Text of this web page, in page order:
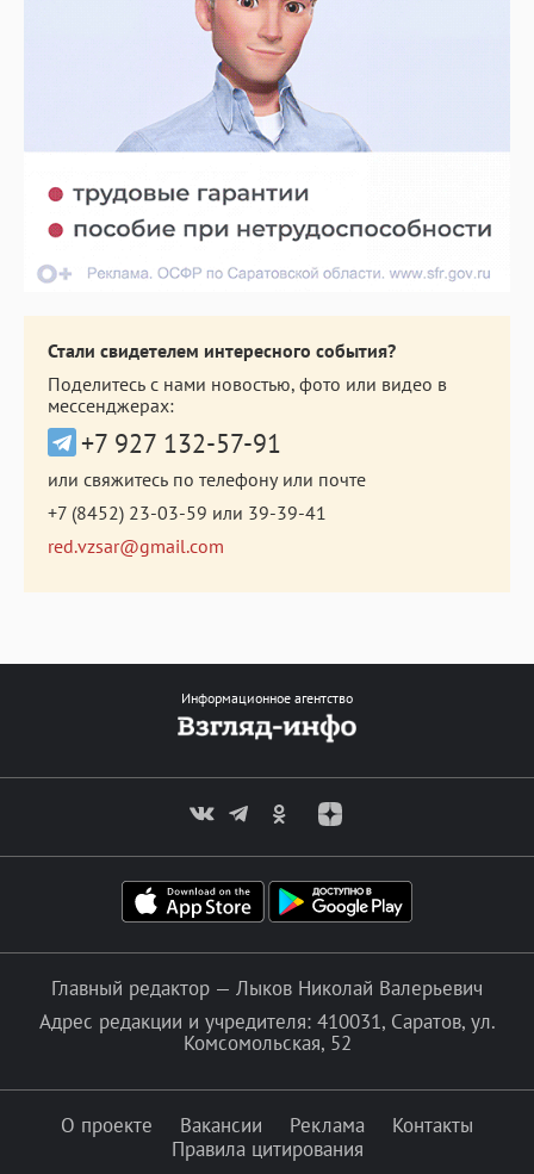
Стали свидетелем интересного события?
Поделитесь с нами новостью, фото или видео в
мессенджерах:
+7 927 132-57-91
или свяжитесь по телефону или почте
+7 (8452) 23-03-59 или 39-39-41
red.vzsar@gmail.com
Информационное агентство
Главный редактор — Лыков Николай Валерьевич
Адрес редакции и учредителя: 410031, Саратов, ул.
Комсомольская, 52
О проекте Вакансии Реклама
Контакты
Правила цитирования